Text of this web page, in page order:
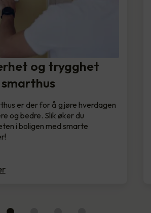
og trygghet
er der for å gjøre hverdagen
og bedre. Slik øker du
i boligen med smarte